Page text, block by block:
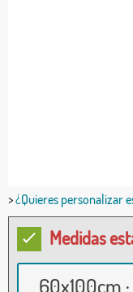
>¿Quieres personalizar
Medidas
60x100cm